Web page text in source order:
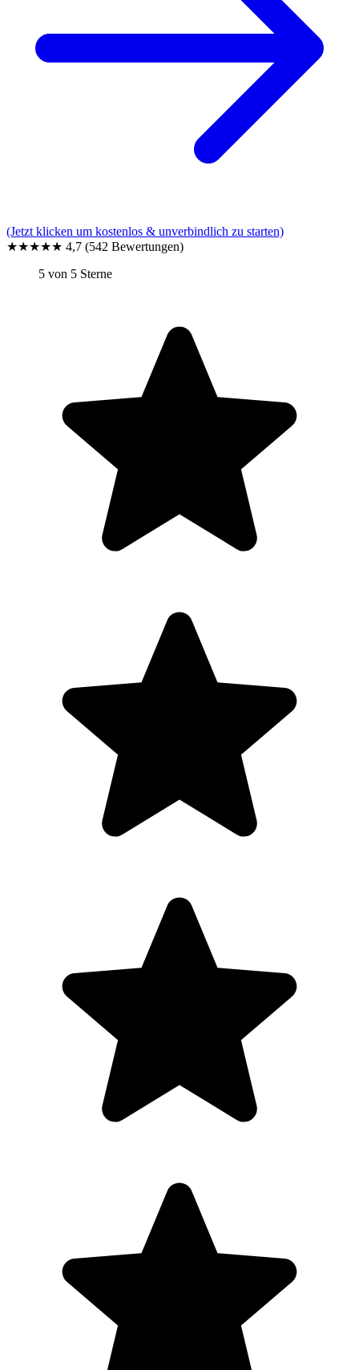
(Jetzt klicken um kostenlos & unverbindlich zu starten)
★★★★★ 4,7 (542 Bewertungen)
5 von 5 Sterne